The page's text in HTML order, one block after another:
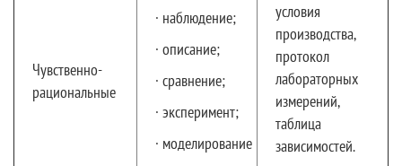
Чувственно-
рациональные
· наблюдение;
· описание;
· сравнение;
· эксперимент;
· моделирование
условия
производства,
протокол
лабораторных
измерений,
таблица
зависимостей.